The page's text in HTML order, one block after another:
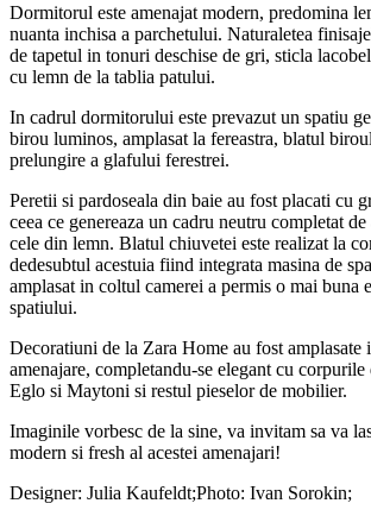
Dormitorul este amenajat modern, predomina
nuanta inchisa a parchetului. Naturaletea
de tapetul in tonuri deschise de gri, sticla
cu lemn de la tablia patului.
In cadrul dormitorului este prevazut un spatiu
birou luminos, amplasat la fereastra, blatul
prelungire a glafului ferestrei.
Peretii si pardoseala din baie au fost placati cu
ceea ce genereaza un cadru neutru completat
cele din lemn. Blatul chiuvetei este realizat la
dedesubtul acestuia fiind integrata masina de
amplasat in coltul camerei a permis o mai buna
spatiului.
Decoratiuni de la Zara Home au fost amplasate
amenajare, completandu-se elegant cu
Eglo si Maytoni si restul pieselor de mobilier.
Imaginile vorbesc de la sine, va invitam sa va
modern si fresh al acestei amenajari!
Designer: Julia Kaufeldt;Photo: Ivan Sorokin;